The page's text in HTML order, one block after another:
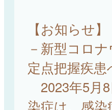
【お知らせ】
－新型コロ
定点把握疾
2023年5月
染症は、感